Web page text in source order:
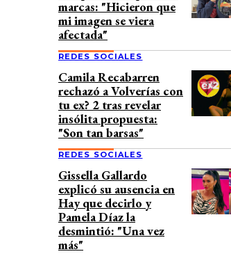
marcas: "Hicieron que
mi imagen se viera
afectada"
REDES SOCIALES
Camila Recabarren
rechazó a Volverías con
tu ex? 2 tras revelar
insólita propuesta:
"Son tan barsas"
REDES SOCIALES
Gissella Gallardo
explicó su ausencia en
Hay que decirlo y
Pamela Díaz la
desmintió: "Una vez
más"